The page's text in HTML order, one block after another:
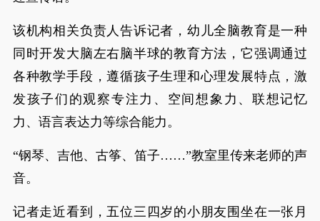
该机构相关负责人告诉记者，幼儿全脑教育是一种
同时开发大脑左右脑半球的教育方法，它强调通过
各种教学手段，遵循孩子生理和心理发展特点，激
发孩子们的观察专注力、空间想象力、联想记忆
力、语言表达力等综合能力。
“钢琴、吉他、古筝、笛子……”教室里传来老师的声
音。
记者走近看到，五位三四岁的小朋友围坐在一张月